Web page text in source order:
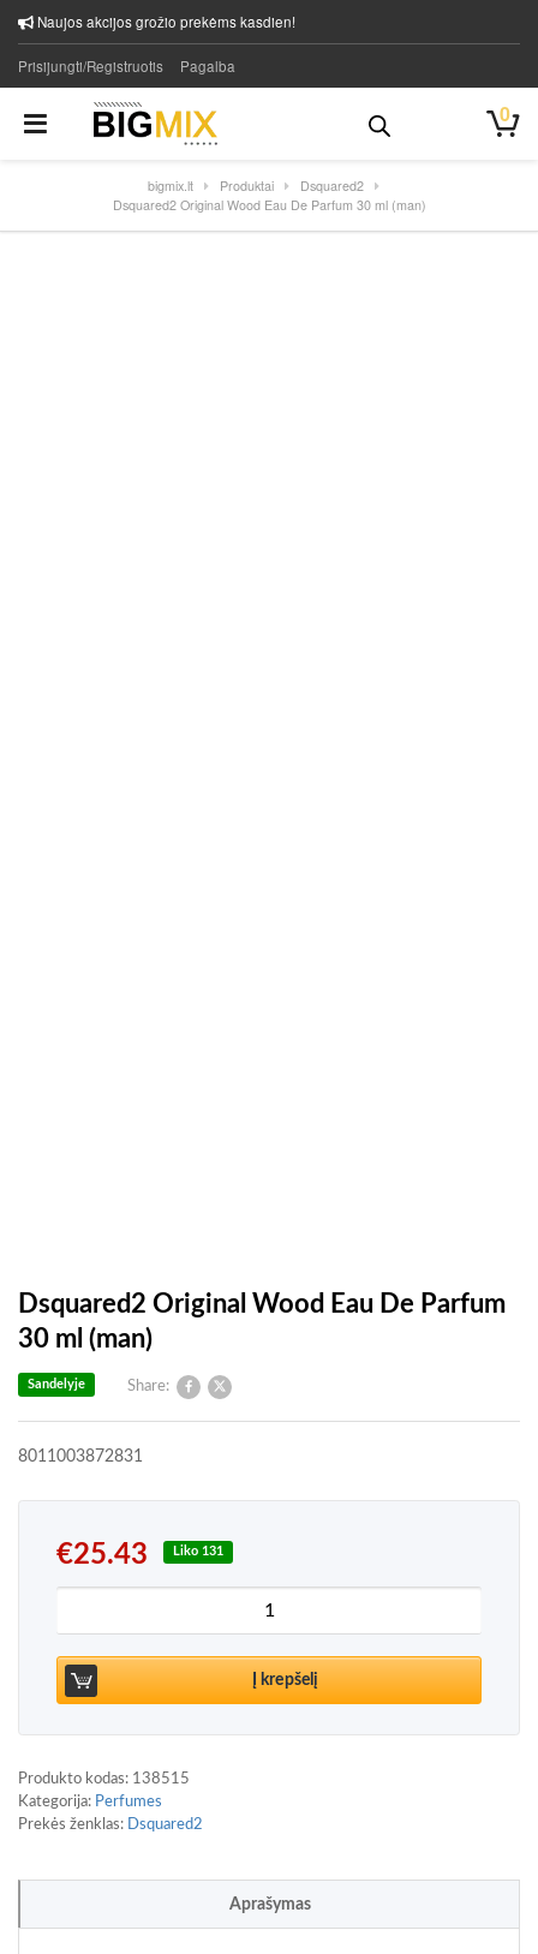
Naujos akcijos grožio prekėms kasdien!
Prisijungti/Registruotis Pagalba
0
bigmix.lt Produktai
Dsquared2
Dsquared2 Original Wood Eau De Parfum 30 ml (man)
Dsquared2 Original Wood Eau De Parfum
30 ml (man)
Share:
Sandelyje
8011003872831
€25.43 Liko 131
produkto kiekis: Dsquared2 Original Wood Eau
Į krepšelį
Produkto kodas: 138515
Kategorija: Perfumes
Prekės ženklas: Dsquared2
Aprašymas